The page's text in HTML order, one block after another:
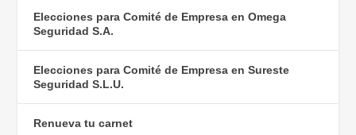
Elecciones para Comité de Empresa en Omega
Seguridad S.A.
Elecciones para Comité de Empresa en Sureste
Seguridad S.L.U.
Renueva tu carnet